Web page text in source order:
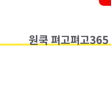
원쿡 펴고펴고